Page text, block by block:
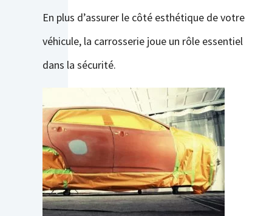
En plus d’assurer le côté esthétique de votre
véhicule, la carrosserie joue un rôle essentiel
dans la sécurité.